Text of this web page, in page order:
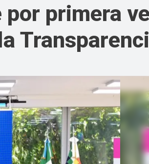
primera